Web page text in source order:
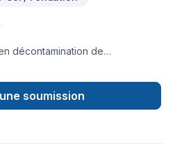
décontamination de
la Montérégie,
Montréal, Rive-Nord et
dans d'autres régions
soumission